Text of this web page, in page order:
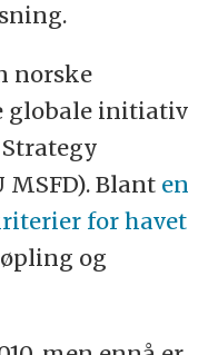
norske
globale initiativ
MSFD). Blant en
for havet
og